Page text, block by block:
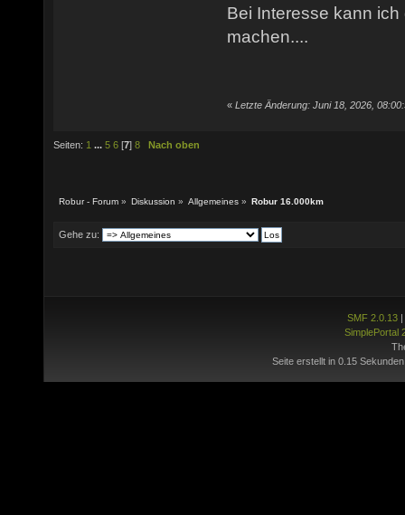
Bei Interesse kann
machen....
« Letzte Änderung: Juni 18, 2026,
Seiten: 1 ... 5 6 [7] 8 Nach oben
Robur - Forum » Diskussion » Allgemeines » Robur 16.000km
Gehe zu:
SMF 2.0.13|
SimplePortal
Seite erstellt in 0.15